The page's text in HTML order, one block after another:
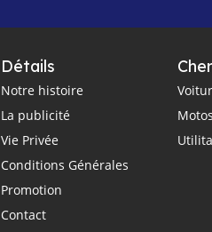
Détails
Notre histoire
La publicité
Vie Privée
Conditions Générales
Promotion
Contact
Motos